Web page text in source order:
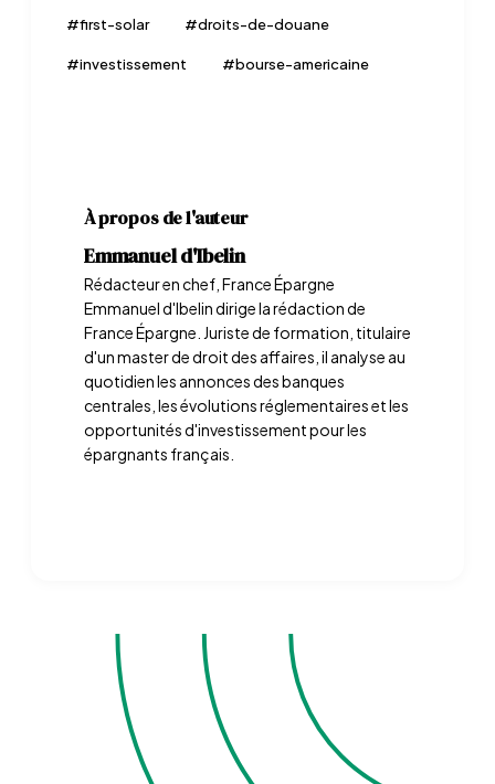
#first-solar #droits-de-douane
#investissement #bourse-americaine
À propos de l'auteur
Emmanuel d'Ibelin
Rédacteur en chef, France Épargne
Emmanuel d'Ibelin dirige la rédaction de
France Épargne. Juriste de formation, titulaire
d'un master de droit des affaires, il analyse au
quotidien les annonces des banques
centrales, les évolutions réglementaires et les
opportunités d'investissement pour les
épargnants français.